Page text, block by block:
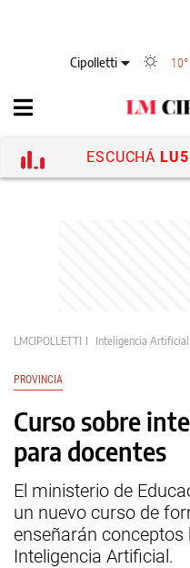
Cipolletti 10°
ESCUCHÁ LU5
LMCIPOLLETTI Inteligencia Artificial
PROVINCIA
Curso sobre
para docentes
El ministerio de
un nuevo curso de
enseñarán conceptos
Inteligencia Artificial.